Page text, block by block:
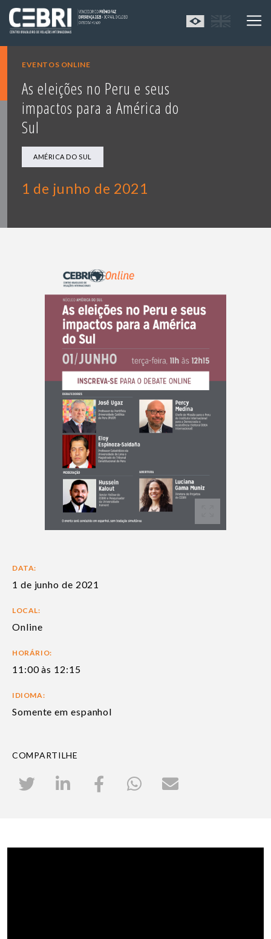
EVENTOS ONLINE
As eleições no Peru e seus
impactos para a América do
Sul
AMÉRICA DO SUL
1 de junho de 2021
DATA:
1 de junho de 2021
LOCAL:
Online
HORÁRIO:
11:00 às 12:15
IDIOMA:
Somente em espanhol
COMPARTILHE